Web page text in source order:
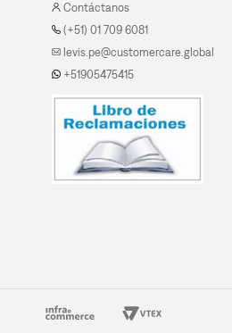
Contáctanos
(+51) 01 709 6081
levis.pe@customercare.global
+51905475415